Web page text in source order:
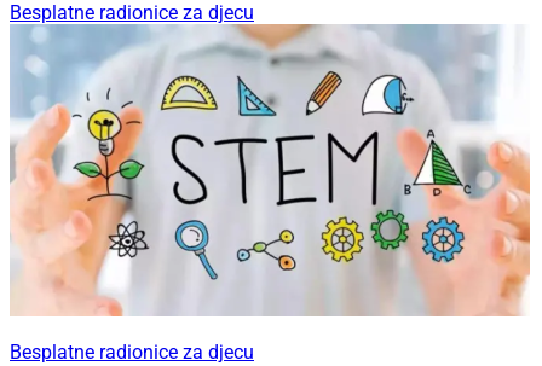
Besplatne radionice za djecu
Besplatne radionice za djecu